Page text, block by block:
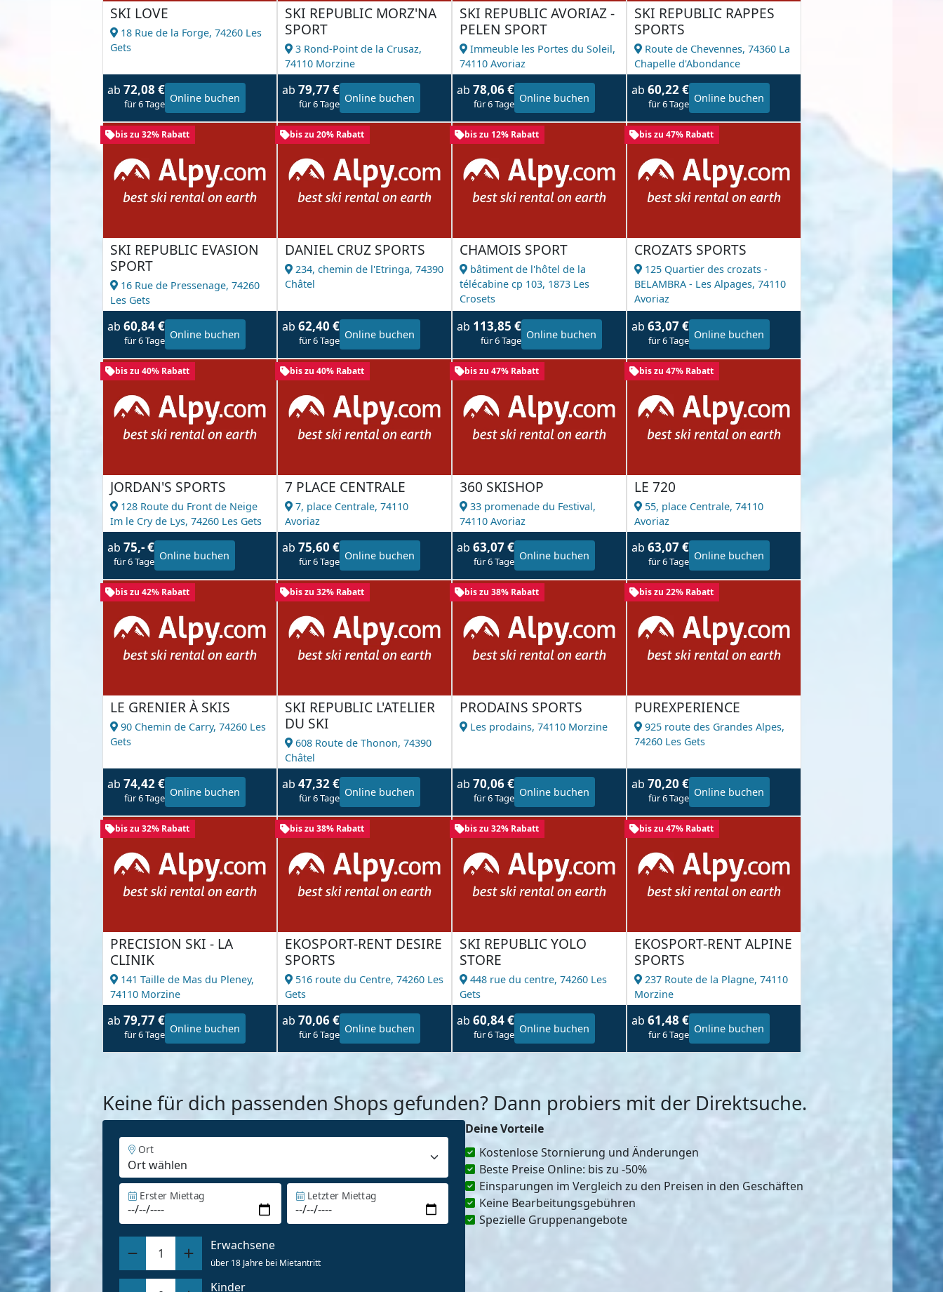
SKI LOVE
18 Rue de la Forge, 74260 Les
Gets
ab 72,08 €
für 6 Tage Online buchen
SKI REPUBLIC MORZ'NA
SPORT
3 Rond-Point de la Crusaz,
74110 Morzine
ab 79,77 €
für 6 Tage Online buchen
SKI REPUBLIC AVORIAZ -
PELEN SPORT
Immeuble les Portes du Soleil,
74110 Avoriaz
ab 78,06 €
für 6 Tage Online buchen
SKI REPUBLIC RAPPES
SPORTS
Route de Chevennes, 74360 La
Chapelle d'Abondance
ab 60,22 €
für 6 Tage Online buchen
bis zu 32% Rabatt
SKI REPUBLIC EVASION
SPORT
16 Rue de Pressenage, 74260
Les Gets
ab 60,84 €
für 6 Tage Online buchen
bis zu 20% Rabatt
DANIEL CRUZ SPORTS
234, chemin de l'Etringa, 74390
Châtel
ab 62,40 €
für 6 Tage Online buchen
bis zu 12% Rabatt
CHAMOIS SPORT
bâtiment de l'hôtel de la
télécabine cp 103, 1873 Les
Crosets
ab 113,85 €
für 6 Tage Online buchen
bis zu 47% Rabatt
CROZATS SPORTS
125 Quartier des crozats -
BELAMBRA - Les Alpages, 74110
Avoriaz
ab 63,07 €
für 6 Tage Online buchen
bis zu 40% Rabatt
JORDAN'S SPORTS
128 Route du Front de Neige
Im le Cry de Lys, 74260 Les Gets
ab 75,- €
für 6 Tage Online buchen
bis zu 40% Rabatt
7 PLACE CENTRALE
7, place Centrale, 74110
Avoriaz
ab 75,60 €
für 6 Tage Online buchen
bis zu 47% Rabatt
360 SKISHOP
33 promenade du Festival,
74110 Avoriaz
ab 63,07 €
für 6 Tage Online buchen
bis zu 47% Rabatt
LE 720
55, place Centrale, 74110
Avoriaz
ab 63,07 €
für 6 Tage Online buchen
bis zu 42% Rabatt
LE GRENIER À SKIS
90 Chemin de Carry, 74260 Les
Gets
ab 74,42 €
für 6 Tage Online buchen
bis zu 32% Rabatt
SKI REPUBLIC L'ATELIER
DU SKI
608 Route de Thonon, 74390
Châtel
ab 47,32 €
für 6 Tage Online buchen
bis zu 38% Rabatt
PRODAINS SPORTS
Les prodains, 74110 Morzine
ab 70,06 €
für 6 Tage Online buchen
bis zu 22% Rabatt
PUREXPERIENCE
925 route des Grandes Alpes,
74260 Les Gets
ab 70,20 €
für 6 Tage Online buchen
bis zu 32% Rabatt
PRECISION SKI - LA
CLINIK
141 Taille de Mas du Pleney,
74110 Morzine
ab 79,77 €
für 6 Tage Online buchen
bis zu 38% Rabatt
EKOSPORT-RENT DESIRE
SPORTS
516 route du Centre, 74260 Les
Gets
ab 70,06 €
für 6 Tage Online buchen
bis zu 32% Rabatt
SKI REPUBLIC YOLO
STORE
448 rue du centre, 74260 Les
Gets
ab 60,84 €
für 6 Tage Online buchen
bis zu 47% Rabatt
EKOSPORT-RENT ALPINE
SPORTS
237 Route de la Plagne, 74110
Morzine
ab 61,48 €
für 6 Tage Online buchen
Keine für dich passenden Shops gefunden? Dann probiers mit der Direktsuche.
Ort
Erster Miettag Letzter Miettag
1
Erwachsene
über 18 Jahre bei Mietantritt
Kinder
Deine Vorteile
Kostenlose Stornierung und Änderungen
Beste Preise Online: bis zu -50%
Einsparungen im Vergleich zu den Preisen in den Geschäften
Keine Bearbeitungsgebühren
Spezielle Gruppenangebote